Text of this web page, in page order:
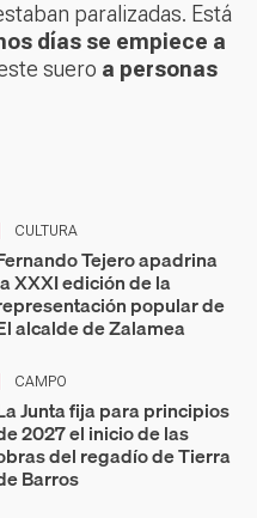
paralizadas. Está
días se empiece a
suero a personas
CULTURA
Tejero apadrina
XXXI edición de la
popular de
alcalde de Zalamea
CAMPO
Junta fija para principios
2027 el inicio de las
del regadío de Tierra
Barros